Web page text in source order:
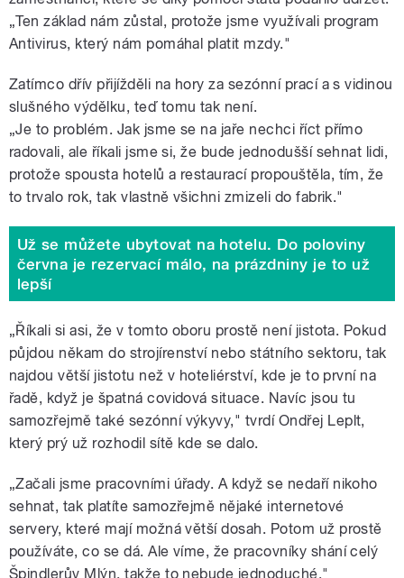
„Ten základ nám zůstal, protože jsme využívali program
Antivirus, který nám pomáhal platit mzdy."
Zatímco dřív přijížděli na hory za sezónní prací a s vidinou
slušného výdělku, teď tomu tak není.
„Je to problém. Jak jsme se na jaře nechci říct přímo
radovali, ale říkali jsme si, že bude jednodušší sehnat lidi,
protože spousta hotelů a restaurací propouštěla, tím, že
to trvalo rok, tak vlastně všichni zmizeli do fabrik."
Už se můžete ubytovat na hotelu. Do poloviny
června je rezervací málo, na prázdniny je to už
lepší
„Říkali si asi, že v tomto oboru prostě není jistota. Pokud
půjdou někam do strojírenství nebo státního sektoru, tak
najdou větší jistotu než v hoteliérství, kde je to první na
řadě, když je špatná covidová situace. Navíc jsou tu
samozřejmě také sezónní výkyvy," tvrdí Ondřej Leplt,
který prý už rozhodil sítě kde se dalo.
„Začali jsme pracovními úřady. A když se nedaří nikoho
sehnat, tak platíte samozřejmě nějaké internetové
servery, které mají možná větší dosah. Potom už prostě
používáte, co se dá. Ale víme, že pracovníky shání celý
Špindlerův Mlýn, takže to nebude jednoduché."